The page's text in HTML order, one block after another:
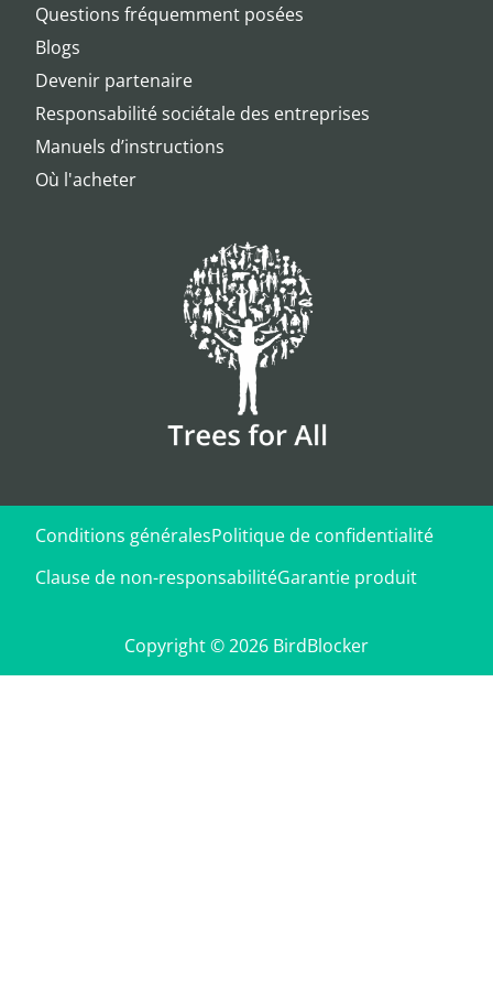
Questions fréquemment posées
Blogs
Devenir partenaire
Responsabilité sociétale des entreprises
Manuels d’instructions
Où l'acheter
Conditions généralesPolitique de confidentialité
Clause de non-responsabilitéGarantie produit
Copyright © 2026 BirdBlocker